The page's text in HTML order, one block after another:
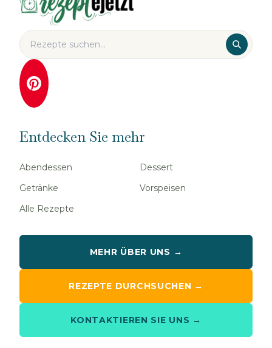
Entdecken Sie mehr
Abendessen
Dessert
Getränke
Vorspeisen
Alle Rezepte
MEHR ÜBER UNS →
REZEPTE DURCHSUCHEN →
KONTAKTIEREN SIE UNS →